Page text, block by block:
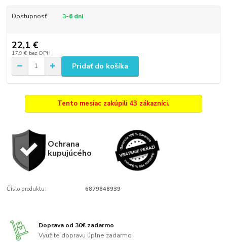
Dostupnosť 3-6 dni
22,1 €
17,9 € bez DPH
Pridať do košíka
Tento mesiac zakúpili 43 zákazníci.
Ochrana
kupujúcého
Číslo produktu: 6879848939
Doprava od 30€ zadarmo
Využite dopravu úplne zadarmo